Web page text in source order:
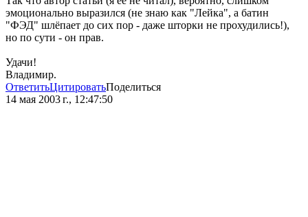
эмоционально выразился (не знаю как "Лейка", а батин
"ФЭД" шлёпает до сих пор - даже шторки не прохудились!),
но по сути - он прав.
Удачи!
Владимир.
ОтветитьЦитироватьПоделиться
14 мая 2003 г., 12:47:50